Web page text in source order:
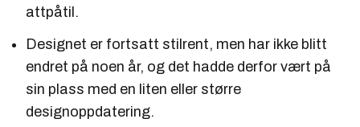
attpåtil.
Designet er fortsatt stilrent, men har ikke blitt
endret på noen år, og det hadde derfor vært på
sin plass med en liten eller større
designoppdatering.